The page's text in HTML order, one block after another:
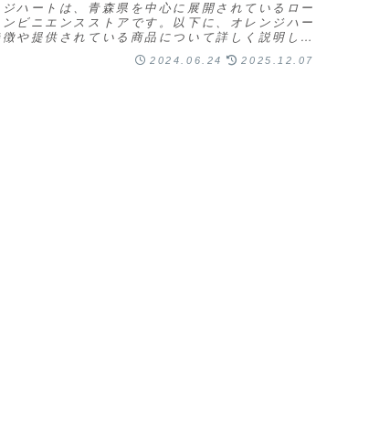
ジハートは、青森県を中心に展開されているロー
ンビニエンスストアです。以下に、オレンジハー
徴や提供されている商品について詳しく説明しま
レンジハートの特徴地域密着型: オレンジハ
2024.06.24 2025.12.07